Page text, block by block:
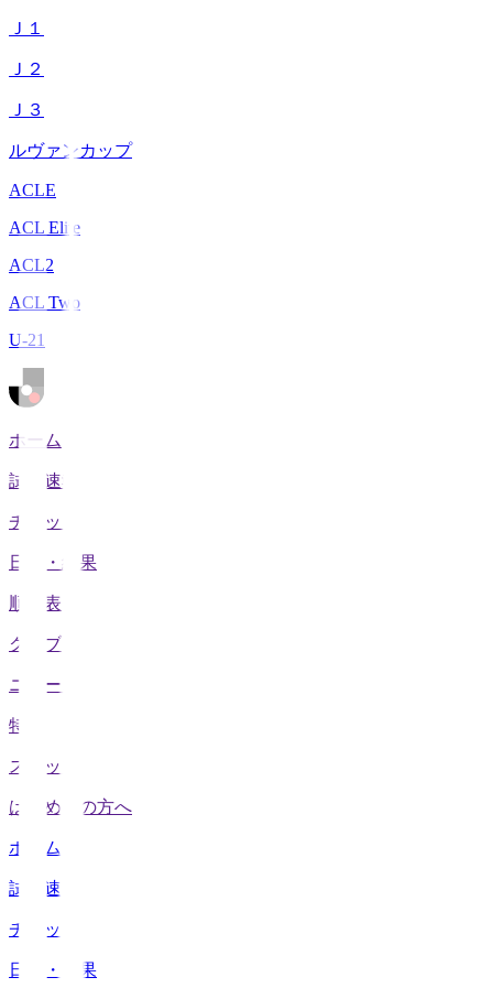
Ｊ１
Ｊ２
Ｊ３
ルヴァンカップ
ACLE
ACL Elite
ACL2
ACL Two
U-21
ホーム
試合速報
チケット
日程・結果
順位表
クラブ
ニュース
特集
スタッツ
はじめての方へ
ホーム
試合速報
チケット
日程・結果